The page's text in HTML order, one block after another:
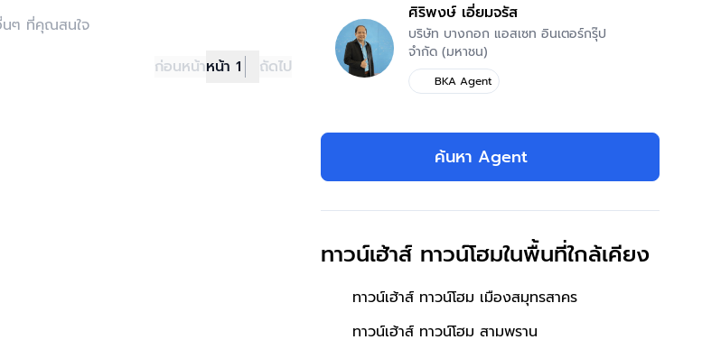
นๆ ที่คุณสนใจ
ก่อนหน้าหน้า 1 ถัดไป
ศิริพงษ์ เอี่ยมจรัส
บริษัท บางกอก แอสเซท อินเตอร์กรุ๊ป
จำกัด (มหาชน)
BKA Agent
ค้นหา Agent
ทาวน์เฮ้าส์ ทาวน์โฮมในพื้นที่ใกล้เคียง
ทาวน์เฮ้าส์ ทาวน์โฮม เมืองสมุทรสาคร
ทาวน์เฮ้าส์ ทาวน์โฮม สามพราน